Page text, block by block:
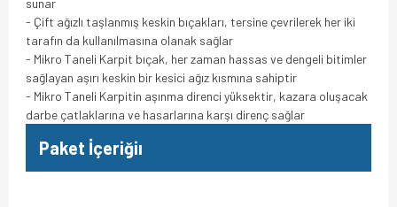
sunar
- Çift ağızlı taşlanmış keskin bıçakları, tersine çevrilerek her iki
tarafın da kullanılmasına olanak sağlar
- Mikro Taneli Karpit bıçak, her zaman hassas ve dengeli bitimler
sağlayan aşırı keskin bir kesici ağız kısmına sahiptir
- Mikro Taneli Karpitin aşınma direnci yüksektir, kazara oluşacak
darbe çatlaklarına ve hasarlarına karşı direnç sağlar
Paket İçeriğiı